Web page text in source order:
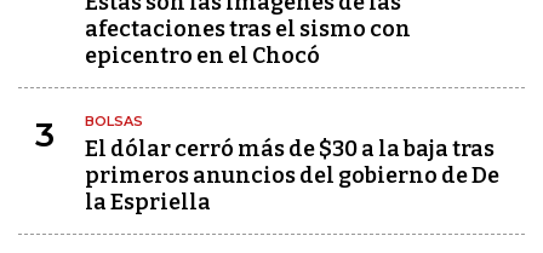
afectaciones tras el sismo con
epicentro en el Chocó
3 BOLSAS
El dólar cerró más de $30 a la baja tras
primeros anuncios del gobierno de De
la Espriella